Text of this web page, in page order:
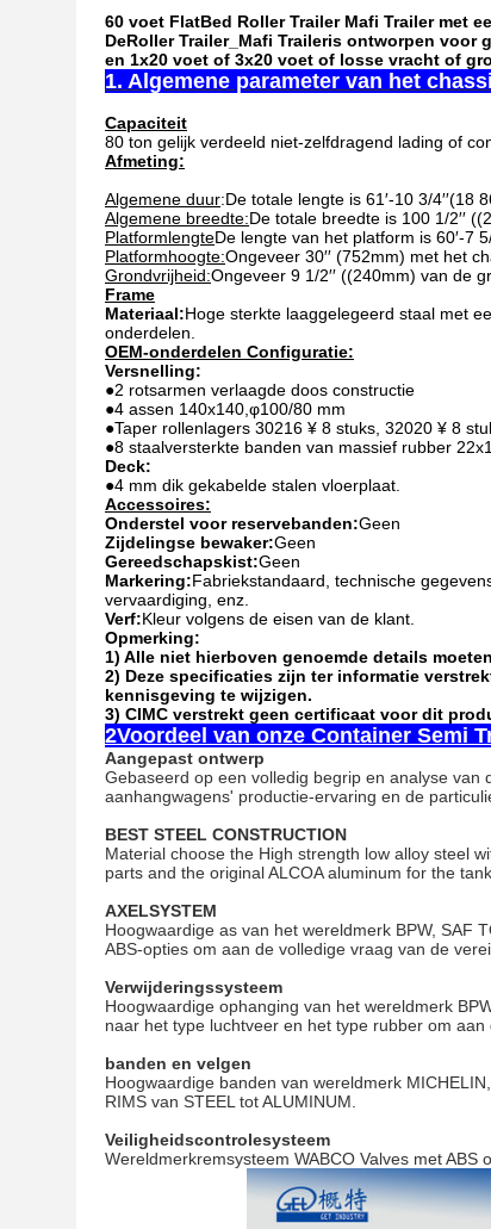
60 voet FlatBed Roller Trailer Mafi Trailer met
DeRoller Trailer_Mafi Traileris ontworpen voor
en 1x20 voet of 3x20 voet of losse vracht of
1. Algemene parameter van het
Capaciteit
80 ton gelijk verdeeld niet-zelfdragend lading of
Afmeting:
Algemene duur:De totale lengte is 61′-10 3/4′′(18
Algemene breedte:De totale breedte is 100 1/2′′
PlatformlengteDe lengte van het platform is 60′-7
Platformhoogte:Ongeveer 30′′ (752mm) met het
Grondvrijheid:Ongeveer 9 1/2′′ ((240mm) van de
Frame
Materiaal:Hoge sterkte laaggelegeerd staal met
onderdelen.
OEM-onderdelen Configuratie:
Versnelling:
●2 rotsarmen verlaagde doos constructie
●4 assen 140x140,φ100/80 mm
●Taper rollenlagers 30216 ¥ 8 stuks, 32020 ¥ 8
●8 staalversterkte banden van massief rubber
Deck:
●4 mm dik gekabelde stalen vloerplaat.
Accessoires:
Onderstel voor reservebanden:Geen
Zijdelingse bewaker:Geen
Gereedschapskist:Geen
Markering:Fabriekstandaard, technische
vervaardiging, enz.
Verf:Kleur volgens de eisen van de klant.
Opmerking:
1) Alle niet hierboven genoemde details
2) Deze specificaties zijn ter informatie
kennisgeving te wijzigen.
3) CIMC verstrekt geen certificaat voor dit
2Voordeel van onze Container Semi
Aangepast ontwerp
Gebaseerd op een volledig begrip en analyse
aanhangwagens' productie-ervaring en de
BEST STEEL CONSTRUCTION
Material choose the High strength low alloy steel
parts and the original ALCOA aluminum for the
AXELSYSTEM
Hoogwaardige as van het wereldmerk BPW, SAF
ABS-opties om aan de volledige vraag van de
Verwijderingssysteem
Hoogwaardige ophanging van het wereldmerk
naar het type luchtveer en het type rubber om
banden en velgen
Hoogwaardige banden van wereldmerk
RIMS van STEEL tot ALUMINUM.
Veiligheidscontrolesysteem
Wereldmerkremsysteem WABCO Valves met